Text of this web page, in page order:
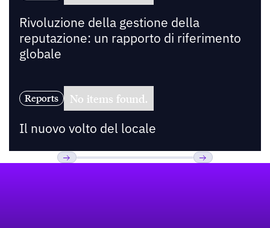
Rivoluzione della gestione della
reputazione: un rapporto di riferimento
globale
Reports No items found.
Il nuovo volto del locale